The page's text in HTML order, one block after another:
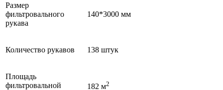
Размер
фильтровального
рукава
140*3000 мм
Количество рукавов 138 штук
Площадь
фильтровальной
182 м2